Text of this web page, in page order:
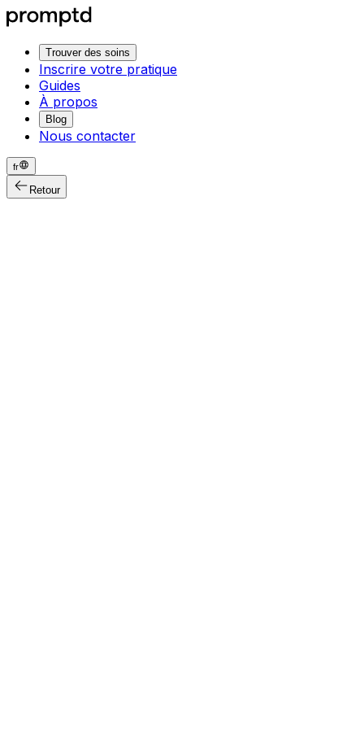
Trouver des soins
Inscrire votre pratique
Guides
À propos
Blog
Nous contacter
fr
Retour